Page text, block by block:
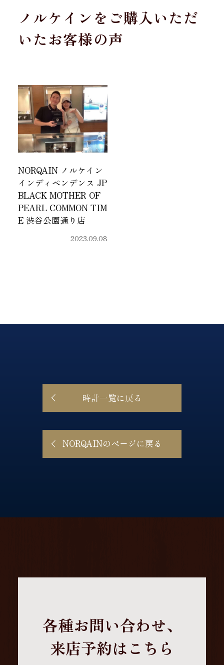
ノルケインをご購入いただ
いたお客様の声
NORQAIN ノルケイン
インディペンデンス JP
BLACK MOTHER OF
PEARL COMMON TIM
E 渋谷公園通り店
2023.09.08
時計一覧に戻る
NORQAINのページに戻る
各種お問い合わせ、
来店予約はこちら